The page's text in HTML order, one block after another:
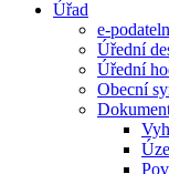
Úřad
e-
Úřední
Úřední
Obecní